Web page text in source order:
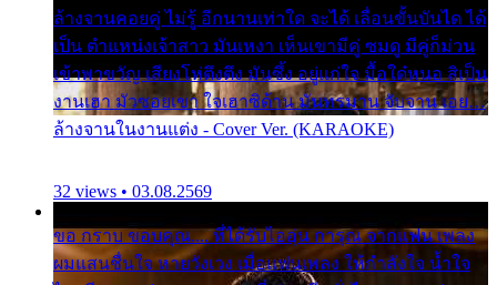
ล้างจานคอยคู่ ไม่รู้ อีกนานเท่าใด จะได้ เลื่อนขั้นบันได ได้
เป็น ตำแหน่งเจ้าสาว มันเหงา เห็นเขามีคู่ ซมดู มีคู่ก็ม่วน
เข้าพาขวัญ เสียงโห่ตึงตึง มันซึ้ง อยู่แก่ใจ มื้อใด๋หนอ สิเป็น
งานเฮา มัวซอยเขา ใจเฮาซิด้าน มันทรมาน จับจาน เอย…
ล้างจานในงานแต่ง - Cover Ver. (KARAOKE)
32 views • 03.08.2569
ขอ กราบ ขอบคุณ.... ที่ได้รับไออุ่น การุณ จากแฟน เพลง
ผมแสนชื่นใจ หายวังเวง เมื่อแฟนเพลง ให้กำลังใจ น้ำใจ